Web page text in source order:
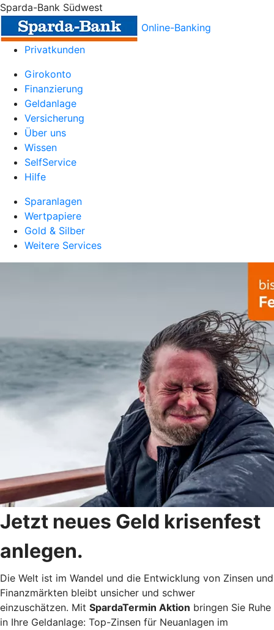
Sparda-Bank Südwest
Online-Banking
Privatkunden
Girokonto
Finanzierung
Geldanlage
Versicherung
Über uns
Wissen
SelfService
Hilfe
Sparanlagen
Wertpapiere
Gold & Silber
Weitere Services
Jetzt neues Geld krisenfest
anlegen.
Die Welt ist im Wandel und die Entwicklung von Zinsen und
Finanzmärkten bleibt unsicher und schwer
einzuschätzen. Mit SpardaTermin Aktion bringen Sie Ruhe
in Ihre Geldanlage: Top-Zinsen für Neuanlagen im